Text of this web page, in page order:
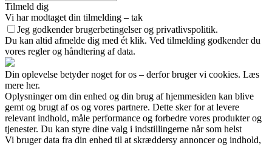
Tilmeld dig
Vi har modtaget din tilmelding – tak
Jeg godkender brugerbetingelser og privatlivspolitik.
Du kan altid afmelde dig med ét klik. Ved tilmelding godkender du
vores regler og håndtering af data.
Din oplevelse betyder noget for os – derfor bruger vi cookies. Læs
mere her.
Oplysninger om din enhed og din brug af hjemmesiden kan blive
gemt og brugt af os og vores partnere. Dette sker for at levere
relevant indhold, måle performance og forbedre vores produkter og
tjenester. Du kan styre dine valg i indstillingerne når som helst
Vi bruger data fra din enhed til at skræddersy annoncer og indhold,